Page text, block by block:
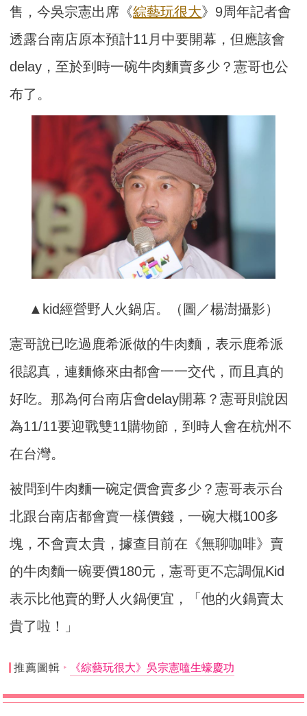
售，今吳宗憲出席《綜藝玩很大》9周年記者會
透露台南店原本預計11月中要開幕，但應該會
delay，至於到時一碗牛肉麵賣多少？憲哥也公
布了。
▲kid經營野人火鍋店。（圖／楊澍攝影）
憲哥說已吃過鹿希派做的牛肉麵，表示鹿希派
很認真，連麵條來由都會一一交代，而且真的
好吃。那為何台南店會delay開幕？憲哥則說因
為11/11要迎戰雙11購物節，到時人會在杭州不
在台灣。
被問到牛肉麵一碗定價會賣多少？憲哥表示台
北跟台南店都會賣一樣價錢，一碗大概100多
塊，不會賣太貴，據查目前在《無聊咖啡》賣
的牛肉麵一碗要價180元，憲哥更不忘調侃Kid
表示比他賣的野人火鍋便宜，「他的火鍋賣太
貴了啦！」
推薦圖輯 《綜藝玩很大》吳宗憲嗑生蠔慶功